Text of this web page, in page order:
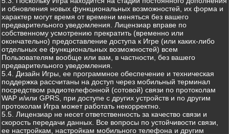
и обновления новых функциональных возможностей, их форма и
характер могут время от времени меняться без вашего
предварительного уведомления. Лицензиар вправе по
собственному усмотрению прекратить (временно или
окончательно) предоставление доступа к Игре (или каких-либо
отдельных ее функциональных возможностей) всем
Пользователям вообще или вам, в частности, без вашего
предварительного уведомления.
5.4. Дизайн Игры, ее программное обеспечение и техническая
поддержка рассчитаны на доступ через мобильный терминал
посредством радиотелефонной (сотовой) связи по протоколам
WAP и/или GPRS, при доступе с других устройств и по другим
протоколам Игра может работать некорректно.
5.5. Лицензиар не несет ответственность за качество связи и
скорость передачи данных. Все вопросы по устойчивости связи,
ее настройкам, настройкам мобильного телефона и другим